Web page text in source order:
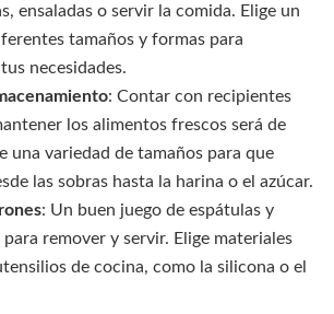
ensaladas o servir la comida. Elige un
tamaños y formas para
necesidades.
: Contar con recipientes
los alimentos frescos será de
una variedad de tamaños para que
las sobras hasta la harina o el azúcar.
: Un buen juego de espátulas y
remover y servir. Elige materiales
de cocina, como la silicona o el